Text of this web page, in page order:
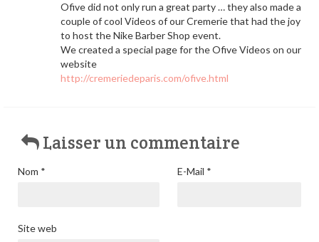
Ofive did not only run a great party … they also made a
couple of cool Videos of our Cremerie that had the joy
to host the Nike Barber Shop event.
We created a special page for the Ofive Videos on our
website
http://cremeriedeparis.com/ofive.html
Laisser un commentaire
Nom * E-Mail *
Site web